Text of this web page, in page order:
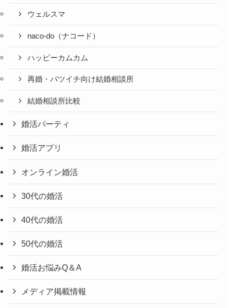
ウェルスマ
naco-do（ナコード）
ハッピーカムカム
再婚・バツイチ向け結婚相談所
結婚相談所比較
婚活パーティ
婚活アプリ
オンライン婚活
30代の婚活
40代の婚活
50代の婚活
婚活お悩みQ＆A
メディア掲載情報